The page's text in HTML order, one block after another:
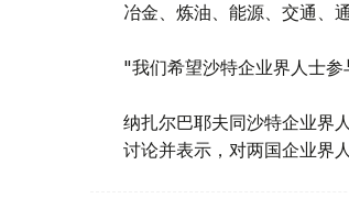
冶金、炼油、能源、交通、
"我们希望沙特企业界人士参
纳扎尔巴耶夫同沙特企业界
讨论并表示，对两国企业界